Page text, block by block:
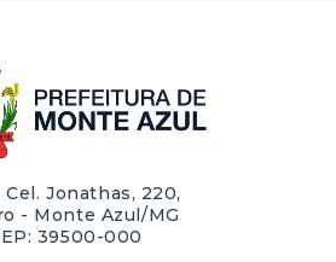
Cel. Jonathas, 220,
- Monte Azul/MG
39500-000